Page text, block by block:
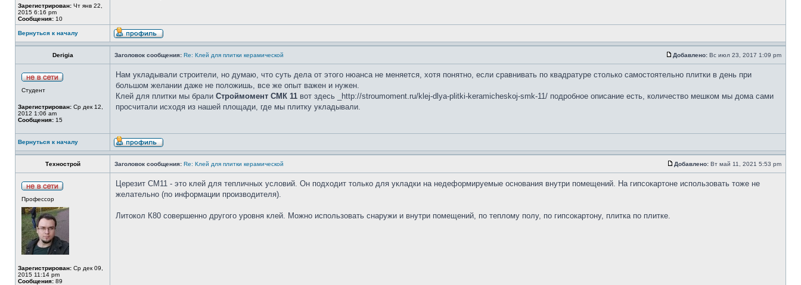
Зарегистрирован: Чт янв 22,
2015 6:16 pm
Сообщения: 10
Вернуться к началу
Derigia Заголовок сообщения: Re: Клей для плитки керамической Добавлено: Вс июл 23, 2017 1:09 pm
Студент
Зарегистрирован: Ср дек 12,
2012 1:06 am
Сообщения: 15
Нам укладывали строители, но думаю, что суть дела от этого нюанса не меняется, хотя понятно, если сравнивать по квадратуре столько самостоятельно плитки в день при
большом желании даже не положишь, все же опыт важен и нужен.
Клей для плитки мы брали Строймомент СМК 11 вот здесь _http://stroumoment.ru/klej-dlya-plitki-keramicheskoj-smk-11/ подробное описание есть, количество мешком мы дома сами
просчитали исходя из нашей площади, где мы плитку укладывали.
Вернуться к началу
Технострой Заголовок сообщения: Re: Клей для плитки керамической Добавлено: Вт май 11, 2021 5:53 pm
Профессор
Зарегистрирован: Ср дек 09,
2015 11:14 pm
Сообщения: 89
Церезит СМ11 - это клей для тепличных условий. Он подходит только для укладки на недеформируемые основания внутри помещений. На гипсокартоне использовать тоже не
желательно (по информации производителя).
Литокол К80 совершенно другого уровня клей. Можно использовать снаружи и внутри помещений, по теплому полу, по гипсокартону, плитка по плитке.